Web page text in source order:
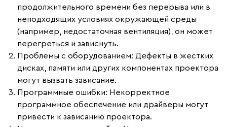
продолжительного времени без перерыва или в
неподходящих условиях окружающей среды
(например, недостаточная вентиляция), он может
перегреться и зависнуть.
Проблемы с оборудованием: Дефекты в жестких
дисках, памяти или других компонентах проектора
могут вызвать зависание.
Программные ошибки: Некорректное
программное обеспечение или драйверы могут
привести к зависанию проектора.